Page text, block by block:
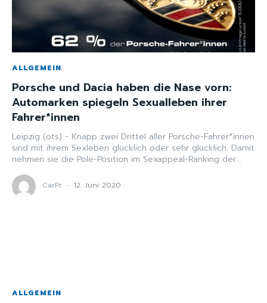
ALLGEMEIN
Porsche und Dacia haben die Nase vorn:
Automarken spiegeln Sexualleben ihrer
Fahrer*innen
Leipzig (ots) - Knapp zwei Drittel aller Porsche-Fahrer*innen
sind mit ihrem Sexleben glücklich oder sehr glücklich. Damit
nehmen sie die Pole-Position im Sexappeal-Ranking der...
CarPr - 12. Juni 2020
ALLGEMEIN